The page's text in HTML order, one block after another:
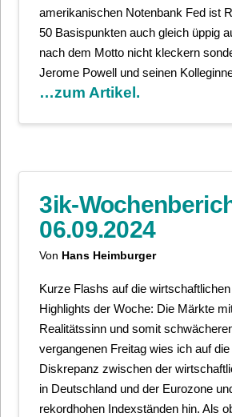
amerikanischen Notenbank Fed ist
50 Basispunkten auch gleich üppig
nach dem Motto nicht kleckern
Jerome Powell und seinen
…zum Artikel.
3ik-
06.09.2024
Von Hans Heimburger
Kurze Flashs auf die
Highlights der Woche: Die Märkte
Realitätssinn und somit
vergangenen Freitag wies ich auf
Diskrepanz zwischen der
in Deutschland und der Eurozone
rekordhohen Indexständen hin. Als